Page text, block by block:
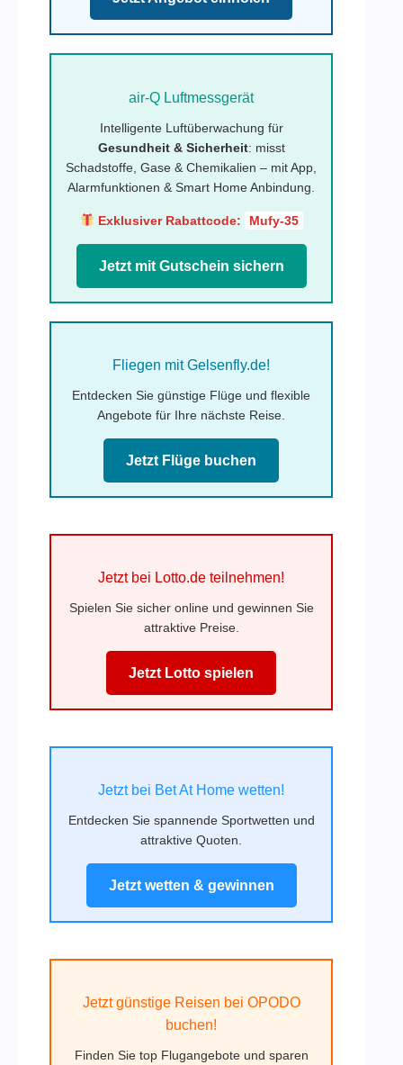
air-Q Luftmessgerät
Intelligente Luftüberwachung für
Gesundheit & Sicherheit: misst
Schadstoffe, Gase & Chemikalien – mit App,
Alarmfunktionen & Smart Home Anbindung.
Exklusiver Rabattcode: Mufy-35
Jetzt mit Gutschein sichern
Fliegen mit Gelsenfly.de!
Entdecken Sie günstige Flüge und flexible
Angebote für Ihre nächste Reise.
Jetzt Flüge buchen
Jetzt bei Lotto.de teilnehmen!
Spielen Sie sicher online und gewinnen Sie
attraktive Preise.
Jetzt Lotto spielen
Jetzt bei Bet At Home wetten!
Entdecken Sie spannende Sportwetten und
attraktive Quoten.
Jetzt wetten & gewinnen
Jetzt günstige Reisen bei OPODO
buchen!
Finden Sie top Flugangebote und sparen